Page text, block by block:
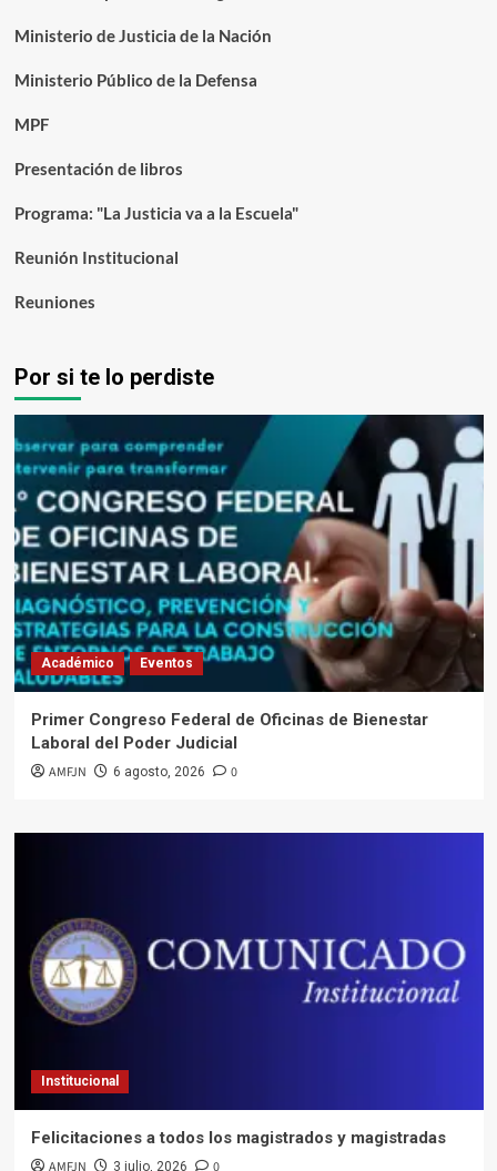
Ministerio de Justicia de la Nación
Ministerio Público de la Defensa
MPF
Presentación de libros
Programa: "La Justicia va a la Escuela"
Reunión Institucional
Reuniones
Por si te lo perdiste
Académico Eventos
Primer Congreso Federal de Oficinas de Bienestar
Laboral del Poder Judicial
AMFJN 6 agosto, 2026 0
Institucional
Felicitaciones a todos los magistrados y magistradas
AMFJN 3 julio, 2026 0